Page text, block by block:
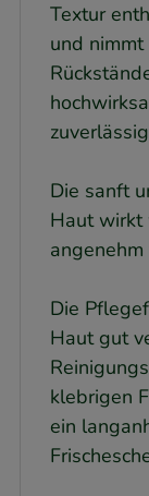
Textur
und
Die sanft
Haut wirkt
angenehm
Die
Haut gut
klebrigen
ein